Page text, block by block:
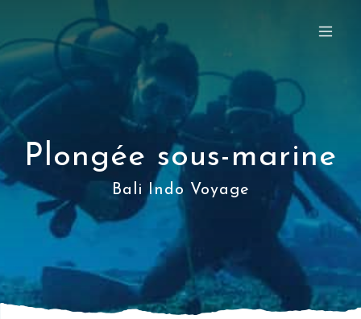
Plongée sous-marine
Bali Indo Voyage